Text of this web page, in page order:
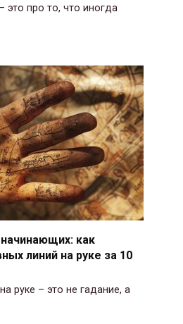
это про то, что иногда
как
линий на руке за 10
руке – это не гадание, а